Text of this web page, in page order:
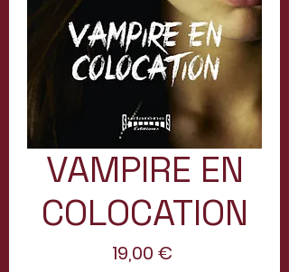
VAMPIRE EN
COLOCATION
19,00 €